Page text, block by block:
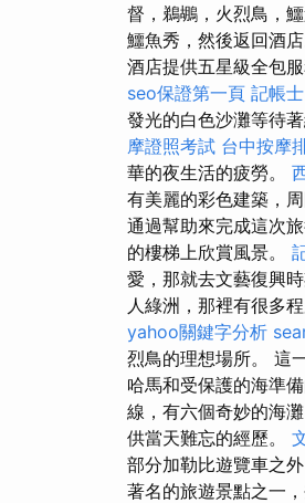
督，鵜鶘，火烈鳥，
鱷魚秀，然後返回酒店
酒店提供五星級全包服
seo保證第一頁 記帳
發光的白色沙灘等待
摩證照考試 台中按摩
華的夜生活的疲勞。
有美麗的彩色建築，
通過幫助來完成這次旅
的樓梯上欣賞風景。
愛，那就去文藝復興時
人綠洲，那裡有很多程
yahoo關鍵字分析
烈鳥的理想場所。 這
哈馬和受保護的海準
線，有六個奇妙的海
供當天難忘的經歷。
部分加勒比遊覽車之
著名的旅遊景點之一